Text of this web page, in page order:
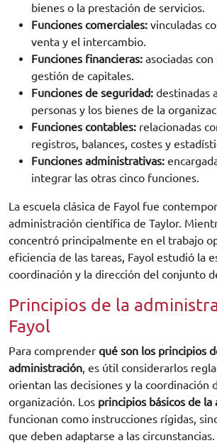
bienes o la prestación de servicios.
Funciones comerciales: vinculadas
venta y el intercambio.
Funciones financieras: asociadas
gestión de capitales.
Funciones de seguridad: destinadas
personas y los bienes de la
Funciones contables: relacionadas
registros, balances, costes y
Funciones administrativas:
integrar las otras cinco funciones.
La escuela clásica de Fayol fue
administración científica de Taylor.
concentró principalmente en el trabajo
eficiencia de las tareas, Fayol estudió la
coordinación y la dirección del conjunto
Principios de la
Fayol
Para comprender qué son los principios
administración, es útil considerarlos
orientan las decisiones y la coordinación
organización. Los principios básicos de
funcionan como instrucciones rígidas,
que deben adaptarse a las circunstancias.